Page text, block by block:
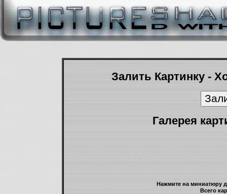
Залить Картинку -
Галерея
Нажмите на миниатюру
Всего